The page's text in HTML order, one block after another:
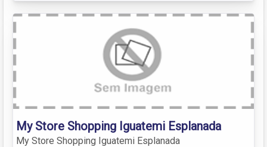
My Store Shopping Iguatemi Esplanada
My Store Shopping Iguatemi Esplanada